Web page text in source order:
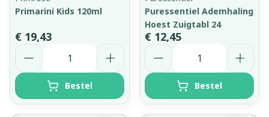
Primarini Kids 120ml
€ 19,43
Aantal
Bestel
Puressentiel Ademhaling
Hoest Zuigtabl 24
€ 12,45
Aantal
Bestel